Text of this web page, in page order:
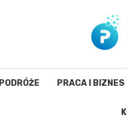
PODRÓŻE PRACA I BIZNES